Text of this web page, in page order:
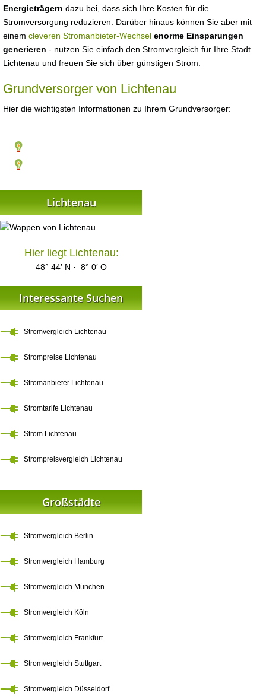
Energieträgern dazu bei, dass sich Ihre Kosten für die
Stromversorgung reduzieren. Darüber hinaus können Sie aber mit
einem cleveren Stromanbieter-Wechsel enorme Einsparungen
generieren - nutzen Sie einfach den Stromvergleich für Ihre Stadt
Lichtenau und freuen Sie sich über günstigen Strom.
Grundversorger von Lichtenau
Hier die wichtigsten Informationen zu Ihrem Grundversorger:
Lichtenau
Hier liegt Lichtenau:
48° 44′ N · 8° 0′ O
Interessante Suchen
Stromvergleich Lichtenau
Strompreise Lichtenau
Stromanbieter Lichtenau
Stromtarife Lichtenau
Strom Lichtenau
Strompreisvergleich Lichtenau
Großstädte
Stromvergleich Berlin
Stromvergleich Hamburg
Stromvergleich München
Stromvergleich Köln
Stromvergleich Frankfurt
Stromvergleich Stuttgart
Stromvergleich Düsseldorf